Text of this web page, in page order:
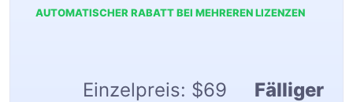
AUTOMATISCHER RABATT BEI MEHREREN LIZENZEN
Einzelpreis: $69
Fälliger